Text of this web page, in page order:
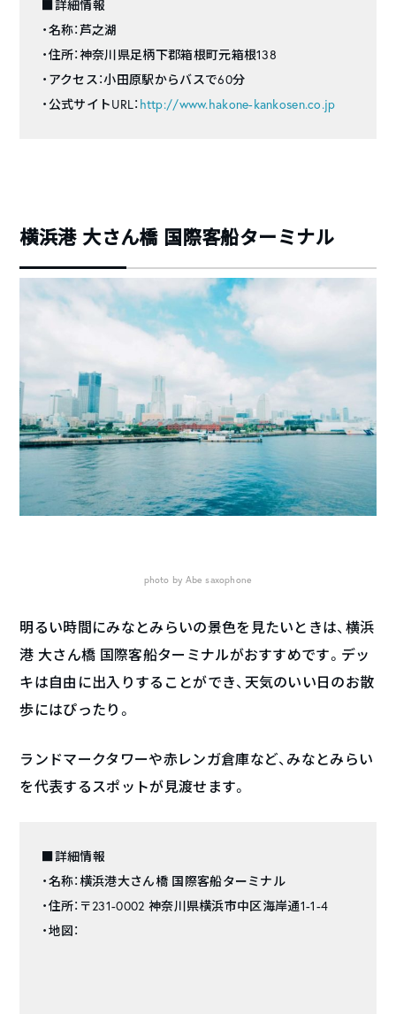
■詳細情報
・名称：芦之湖
・住所：神奈川県足柄下郡箱根町元箱根138
・アクセス：小田原駅からバスで60分
・公式サイトURL： http://www.hakone-kankosen.co.jp
横浜港 大さん橋 国際客船ターミナル
photo by Abe saxophone
明るい時間にみなとみらいの景色を見たいときは、横浜
港 大さん橋 国際客船ターミナルがおすすめです。デッ
キは自由に出入りすることができ、天気のいい日のお散
歩にはぴったり。
ランドマークタワーや赤レンガ倉庫など、みなとみらい
を代表するスポットが見渡せます。
■詳細情報
・名称：横浜港大さん橋 国際客船ターミナル
・住所：〒231-0002 神奈川県横浜市中区海岸通1-1-4
・地図：